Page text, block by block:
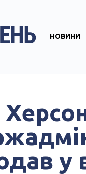
НОВИНИ
у